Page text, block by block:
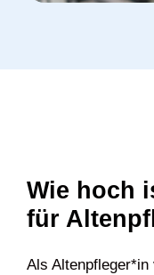
Wie hoch
für
Als